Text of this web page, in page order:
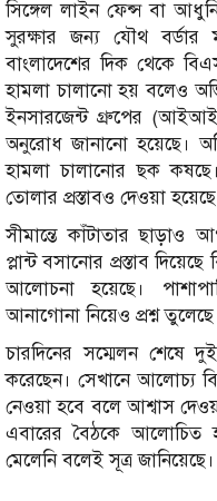
সিঙ্গেল লাইন ফেন্স বা
সুরক্ষার জন্য যৌথ বর্ডার
বাংলাদেশের দিক থেকে
হামলা চালানো হয় বলেও
ইনসারজেন্ট গ্রুপের
অনুরোধ জানানো হয়েছে।
হামলা চালানোর ছক কষছে।
তোলার প্রস্তাবও দেওয়া
সীমান্তে কাঁটাতার ছাড়াও
প্লান্ট বসানোর প্রস্তাব
আলোচনা হয়েছে।
আনাগোনা নিয়েও প্রশ্ন তুলেছে
চারদিনের সম্মেলন শেষে
করেছেন। সেখানে আলোচ্য
নেওয়া হবে বলে আশ্বাস
এবারের বৈঠকে আলোচিত
মেলেনি বলেই সূত্র জানিয়েছে।